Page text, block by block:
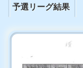
予選リーグ結果